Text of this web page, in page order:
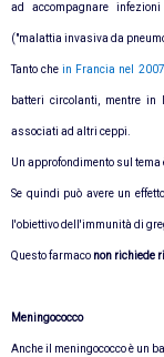
ad accompagnare
("malattia invasiva da
Tanto chein Francia nel 2007
batteri circolanti, mentre
associati ad altri ceppi.
Un approfondimento sul
Se quindi può avere un
l'obiettivo dell'immunità di
Questo farmaco non richiede
Meningococco
Anche il meningococco è un